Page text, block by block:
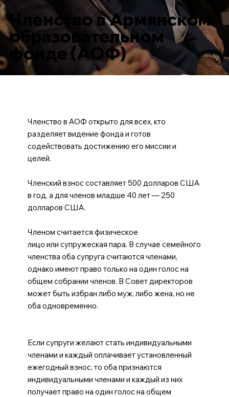
Членство в Армянском
образовательном
фонде (АОФ)
Членство в АОФ открыто для всех, кто
разделяет видение фонда и готов
содействовать достижению его миссии и
целей.
Членский взнос составляет 500 долларов США
в год, а для членов младше 40 лет — 250
долларов США.
Членом считается физическое
лицо или супружеская пара. В случае семейного
членства оба супруга считаются членами,
однако имеют право только на один голос на
общем собрании членов. В Совет директоров
может быть избран либо муж, либо жена, но не
оба одновременно.
Если супруги желают стать индивидуальными
членами и каждый оплачивает установленный
ежегодный взнос, то оба признаются
индивидуальными членами и каждый из них
получает право на один голос на общем